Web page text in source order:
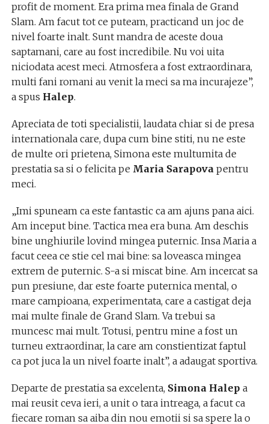
profit de moment. Era prima mea finala de Grand
Slam. Am facut tot ce puteam, practicand un joc de
nivel foarte inalt. Sunt mandra de aceste doua
saptamani, care au fost incredibile. Nu voi uita
niciodata acest meci. Atmosfera a fost extraordinara,
multi fani romani au venit la meci sa ma incurajeze”,
a spus Halep.
Apreciata de toti specialistii, laudata chiar si de presa
internationala care, dupa cum bine stiti, nu ne este
de multe ori prietena, Simona este multumita de
prestatia sa si o felicita pe Maria Sarapovapentru
meci.
„Imi spuneam ca este fantastic ca am ajuns pana aici.
Am inceput bine. Tactica mea era buna. Am deschis
bine unghiurile lovind mingea puternic. Insa Maria a
facut ceea ce stie cel mai bine: sa loveasca mingea
extrem de puternic. S-a si miscat bine. Am incercat sa
pun presiune, dar este foarte puternica mental, o
mare campioana, experimentata, care a castigat deja
mai multe finale de Grand Slam. Va trebui sa
muncesc mai mult. Totusi, pentru mine a fost un
turneu extraordinar, la care am constientizat faptul
ca pot juca la un nivel foarte inalt”, a adaugat sportiva.
Departe de prestatia sa excelenta, Simona Halep a
mai reusit ceva ieri, a unit o tara intreaga, a facut ca
fiecare roman sa aiba din nou emotii si sa spere la o